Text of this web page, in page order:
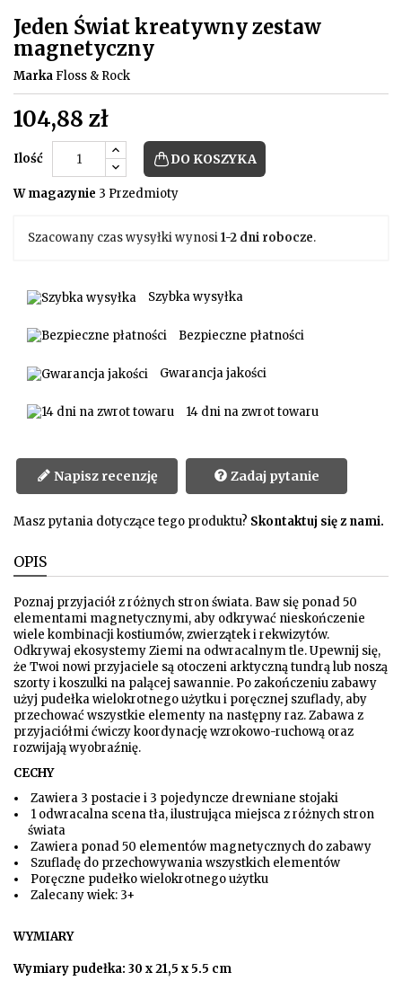
Jeden Świat kreatywny zestaw
magnetyczny
Marka Floss & Rock
104,88 zł
Ilość DO KOSZYKA
W magazynie 3 Przedmioty
Szacowany czas wysyłki wynosi1-2 dni robocze.
Szybka wysyłka
Bezpieczne płatności
Gwarancja jakości
14 dni na zwrot towaru
Napisz recenzję Zadaj pytanie
Masz pytania dotyczące tego produktu? Skontaktuj się z nami.
OPIS
Poznaj przyjaciół z różnych stron świata. Baw się ponad 50
elementami magnetycznymi, aby odkrywać nieskończenie
wiele kombinacji kostiumów, zwierzątek i rekwizytów.
Odkrywaj ekosystemy Ziemi na odwracalnym tle. Upewnij się,
że Twoi nowi przyjaciele są otoczeni arktyczną tundrą lub noszą
szorty i koszulki na palącej sawannie. Po zakończeniu zabawy
użyj pudełka wielokrotnego użytku i poręcznej szuflady, aby
przechować wszystkie elementy na następny raz. Zabawa z
przyjaciółmi ćwiczy koordynację wzrokowo-ruchową oraz
rozwijają wyobraźnię.
CECHY
Zawiera 3 postacie i 3 pojedyncze drewniane stojaki
1 odwracalna scena tła, ilustrująca miejsca z różnych stron
świata
Zawiera ponad 50 elementów magnetycznych do zabawy
Szufladę do przechowywania wszystkich elementów
Poręczne pudełko wielokrotnego użytku
Zalecany wiek: 3+
WYMIARY
Wymiary pudełka: 30 x 21,5 x 5.5 cm